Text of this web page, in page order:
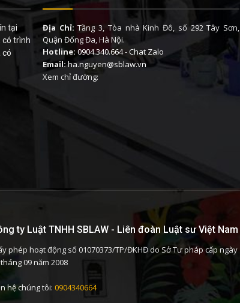
tại
có trình
có
Địa Chỉ: Tầng 3, Tòa nhà Kinh Đô, số 292 Tây Sơn,
Quận Đống Đa, Hà Nội.
Hotline: 0904.340.664-Chat Zalo
Email:ha.nguyen@sblaw.vn
Xem chỉ đường:
ty Luật TNHH SBLAW - Liên đoàn Luật sư Việt Nam
phép hoạt động số 01070373/TP/ĐKHĐ do Sở Tư pháp cấp ngày
09 năm 2008
hệ chúng tôi: 0904340664